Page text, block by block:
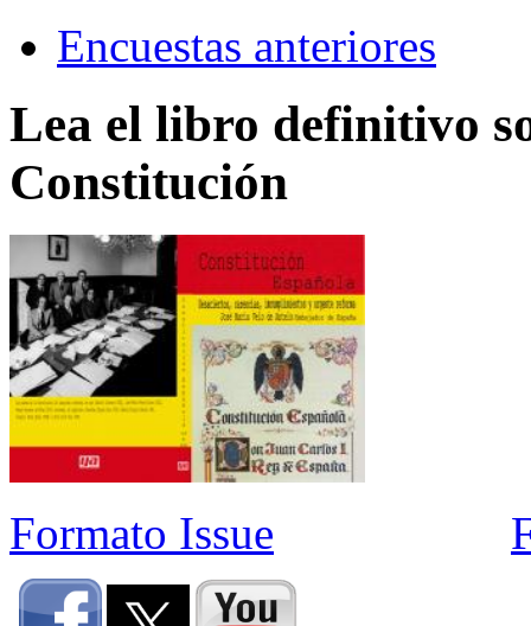
Encuestas anteriores
Lea el libro definitivo
Constitución
Formato Issue